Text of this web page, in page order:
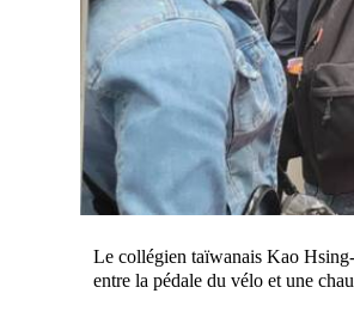
Le collégien taïwanais Kao
entre la pédale du vélo et une